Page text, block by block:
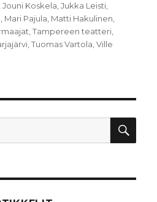
,Jouni Koskela ,Jukka Leisti
Mari Pajula Matti Hakulinen
,Tampereen teatteri
,Tuomas Vartola ,Ville